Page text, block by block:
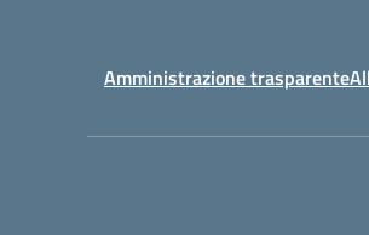
Amministrazione trasparente